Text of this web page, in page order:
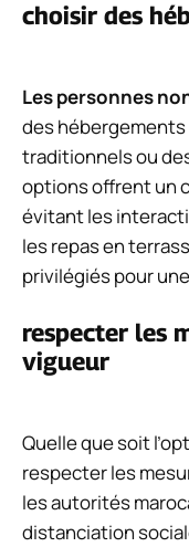
choisir des
Les personnes
des
traditionnels ou
options offrent un
évitant les
les repas en
privilégiés pour
respecter les
vigueur
Quelle que soit
respecter les
les autorités
distanciation